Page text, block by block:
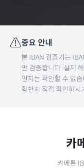
⚠️중요 안내
본 IBAN 검증기는
만 검증합니다. 실제
인지는 확인할 수 없
확한지 직접 확인하시
카
카메룬